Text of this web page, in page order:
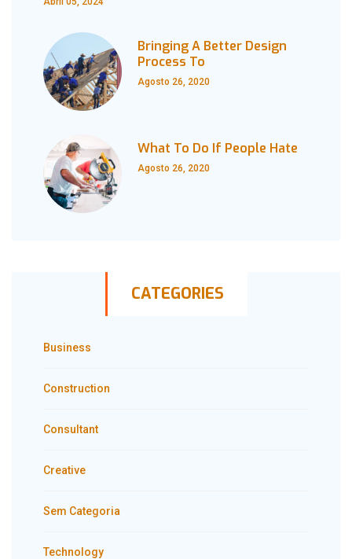
Bringing A Better Design
Process To
Agosto 26, 2020
What To Do If People Hate
Agosto 26, 2020
CATEGORIES
Business
Construction
Consultant
Creative
Sem Categoria
Technology